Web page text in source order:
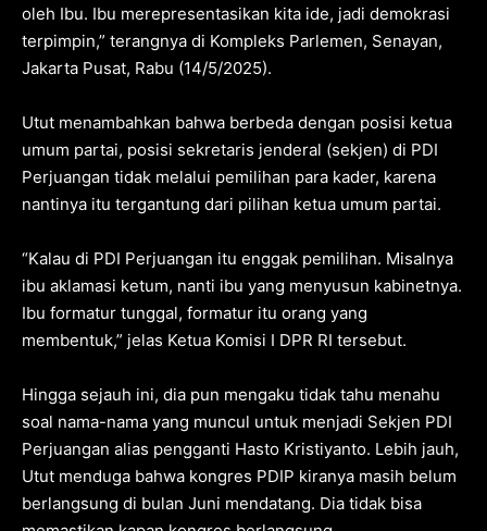
oleh Ibu. Ibu merepresentasikan kita ide, jadi demokrasi
terpimpin,” terangnya di Kompleks Parlemen, Senayan,
Jakarta Pusat, Rabu (14/5/2025).
Utut menambahkan bahwa berbeda dengan posisi ketua
umum partai, posisi sekretaris jenderal (sekjen) di PDI
Perjuangan tidak melalui pemilihan para kader, karena
nantinya itu tergantung dari pilihan ketua umum partai.
“Kalau di PDI Perjuangan itu enggak pemilihan. Misalnya
ibu aklamasi ketum, nanti ibu yang menyusun kabinetnya.
Ibu formatur tunggal, formatur itu orang yang
membentuk,” jelas Ketua Komisi I DPR RI tersebut.
Hingga sejauh ini, dia pun mengaku tidak tahu menahu
soal nama-nama yang muncul untuk menjadi Sekjen PDI
Perjuangan alias pengganti Hasto Kristiyanto. Lebih jauh,
Utut menduga bahwa kongres PDIP kiranya masih belum
berlangsung di bulan Juni mendatang. Dia tidak bisa